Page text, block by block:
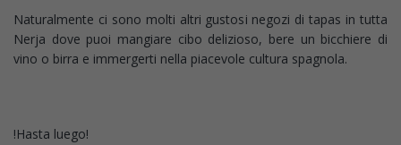
Naturalmente ci sono molti altri gustosi negozi di tapas in tutta
Nerja dove puoi mangiare cibo delizioso, bere un bicchiere di
vino o birra e immergerti nella piacevole cultura spagnola.
!Hasta luego!